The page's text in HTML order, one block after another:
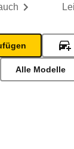
Alle Modelle